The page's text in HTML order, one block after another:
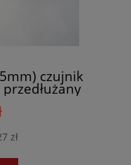
czujnik
zł